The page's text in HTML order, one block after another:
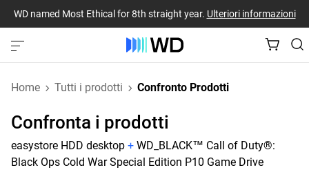
WD named Most Ethical for 8th straight year. Ulteriori informazioni
Home Tutti i prodotti Confronto Prodotti
Confronta i prodotti
easystore HDD desktop + WD_BLACK™ Call of Duty®:
Black Ops Cold War Special Edition P10 Game Drive